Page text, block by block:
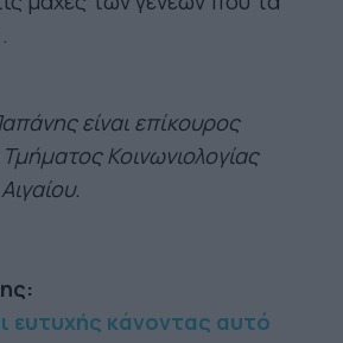
είναι επίκουρος
Κοινωνιολογίας
ευτυχής κάνοντας αυτό